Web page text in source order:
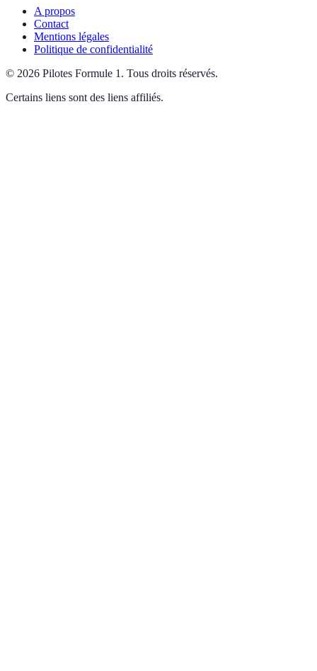
A propos
Contact
Mentions légales
Politique de confidentialité
© 2026 Pilotes Formule 1 . Tous droits réservés.
Certains liens sont des liens affiliés.